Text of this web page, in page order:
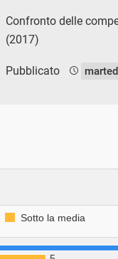
Confronto delle
(2017)
Pubblicato